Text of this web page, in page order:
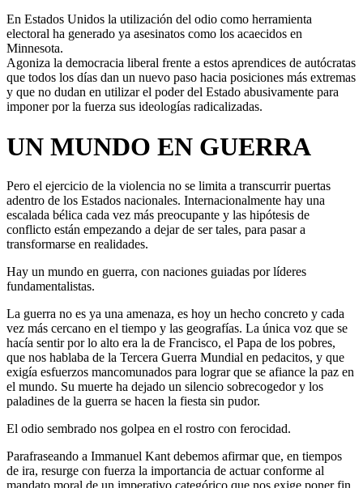
En Estados Unidos la utilización del odio como herramienta
electoral ha generado ya asesinatos como los acaecidos en
Minnesota.
Agoniza la democracia liberal frente a estos aprendices de autócratas
que todos los días dan un nuevo paso hacia posiciones más extremas
y que no dudan en utilizar el poder del Estado abusivamente para
imponer por la fuerza sus ideologías radicalizadas.
UN MUNDO EN GUERRA
Pero el ejercicio de la violencia no se limita a transcurrir puertas
adentro de los Estados nacionales. Internacionalmente hay una
escalada bélica cada vez más preocupante y las hipótesis de
conflicto están empezando a dejar de ser tales, para pasar a
transformarse en realidades.
Hay un mundo en guerra, con naciones guiadas por líderes
fundamentalistas.
La guerra no es ya una amenaza, es hoy un hecho concreto y cada
vez más cercano en el tiempo y las geografías. La única voz que se
hacía sentir por lo alto era la de Francisco, el Papa de los pobres,
que nos hablaba de la Tercera Guerra Mundial en pedacitos, y que
exigía esfuerzos mancomunados para lograr que se afiance la paz en
el mundo. Su muerte ha dejado un silencio sobrecogedor y los
paladines de la guerra se hacen la fiesta sin pudor.
El odio sembrado nos golpea en el rostro con ferocidad.
Parafraseando a Immanuel Kant debemos afirmar que, en tiempos
de ira, resurge con fuerza la importancia de actuar conforme al